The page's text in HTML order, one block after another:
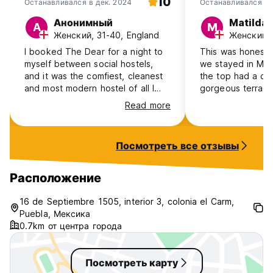
Останавливался в дек. 2024
А Анонимный
Женский, 31-40, England
I booked The Dear for a night to
myself between social hostels,
and it was the comfiest, cleanest
and most modern hostel of all I
stayed in during travels - it feels
more like a hotel! The bed is SO
comfy, the shower is powerful, the
balcony is heavenly, the location
is perfect right in the old town,
and to top it off the owners are a
super lovely welcoming family who
make you feel at home
immediately and provide lots of
info about Puebla. Thank you :)
Read more
Останавливался в
M Matilda
Женский,
This was
we stayed in
the top had a
gorgeous
located and
definitely
Посмотреть все отзывы
Расположение
16 de Septiembre 1505, interior 3, colonia el Carm,
Puebla, Мексика
0.7km от центра города
Посмотреть карту